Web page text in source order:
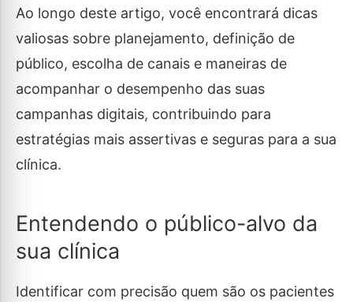
Ao longo deste artigo, você encontrará dicas
valiosas sobre planejamento, definição de
público, escolha de canais e maneiras de
acompanhar o desempenho das suas
campanhas digitais, contribuindo para
estratégias mais assertivas e seguras para a sua
clínica.
Entendendo o público-alvo da
sua clínica
Identificar com precisão quem são os pacientes